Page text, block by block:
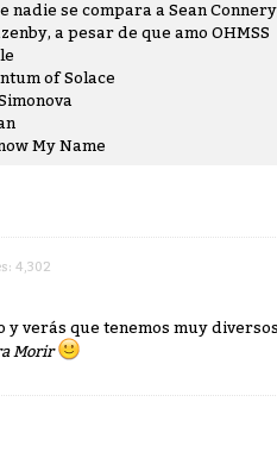
nadie se compara a Sean
a pesar de que amo OHMSS
of Solace
My Name
4,302
verás que tenemos muy
Morir